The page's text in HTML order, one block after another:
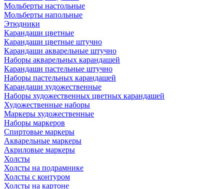
Мольберты настольные
Мольберты напольные
Этюдники
Карандаши цветные
Карандаши цветные штучно
Карандаши акварельные штучно
Наборы акварельных карандашей
Карандаши пастельные штучно
Наборы пастельных карандашей
Карандаши художественные
Наборы художественных цветных карандашей
Художественные наборы
Маркеры художественные
Наборы маркеров
Спиртовые маркеры
Акварельные маркеры
Акриловые маркеры
Холсты
Холсты на подрамнике
Холсты с контуром
Холсты на картоне